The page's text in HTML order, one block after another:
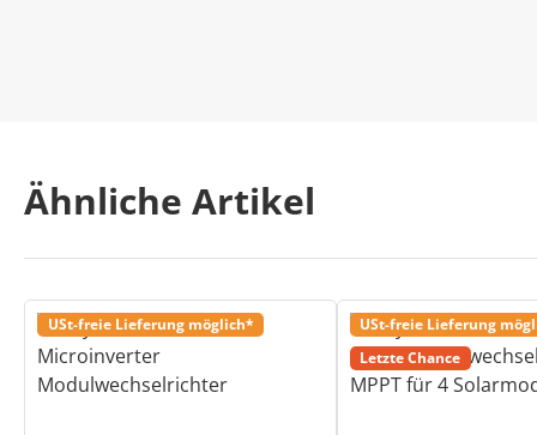
Ähnliche Artikel
USt-freie Lieferung möglich*
USt-freie Lieferung
Letzte Chance